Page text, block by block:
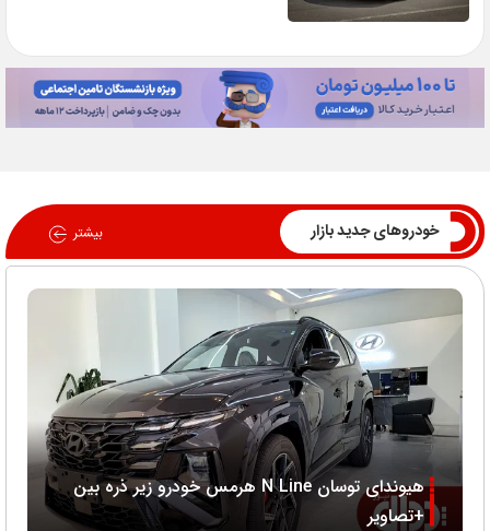
خودروهای جدید بازار
هیوندای توسان N Line هرمس خودرو زیر ذره بین
+تصاویر